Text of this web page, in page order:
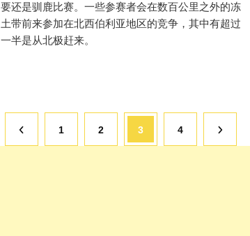
要还是驯鹿比赛。一些参赛者会在数百公里之外的冻
土带前来参加在北西伯利亚地区的竞争，其中有超过
一半是从北极赶来。
页
1 页
2 页
3 页
4